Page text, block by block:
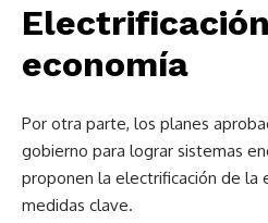
economía
Por otra parte, los planes
gobierno para lograr sistemas
proponen la electrificación de la
medidas clave.